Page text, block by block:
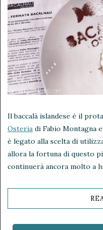
Il baccalà islandese è il
Osteria di Fabio Montagna
è legato alla scelta di
allora la fortuna di questo
continuerà ancora molto a